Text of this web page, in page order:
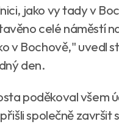
jako vy tady v
celé náměstí
v Bochově," uvedl
den.
poděkoval všem
společně